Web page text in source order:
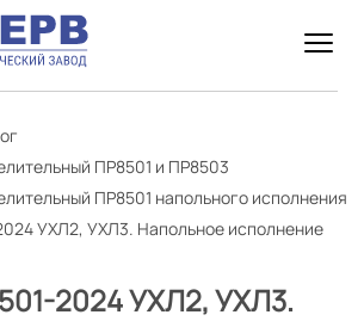
ПР8501 и ПР8503
ПР8501 напольного исполнения
УХЛ2, УХЛ3. Напольное исполнение
2024 УХЛ2, УХЛ3.